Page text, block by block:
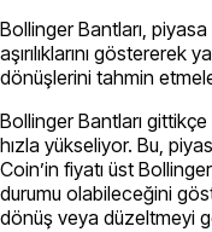
Bollinger Bantları,
aşırılıklarını göstererek
dönüşlerini tahmin
Bollinger Bantları
hızla yükseliyor. Bu,
Coin’in fiyatı üst
durumu olabileceğini
dönüş veya düzeltmeyi